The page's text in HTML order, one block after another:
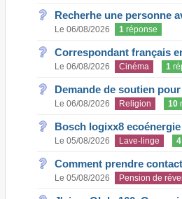
Recherhe une personne
Le 06/08/2026 1réponse
Correspondant français
Le 06/08/2026 Cinéma 1
Demande de soutien
Le 06/08/2026 Religion 10
Bosch logixx8 ecoénergie
Le 05/08/2026 Lave-linge 4
Comment prendre
Le 05/08/2026 Pension de